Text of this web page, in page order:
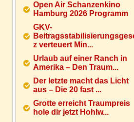
Open Air Schanzenkino
Hamburg 2026 Programm
GKV-
z verteuert Min...
Urlaub auf einer Ranch in
Amerika – Den Traum...
Der letzte macht das Licht
aus – Die 20 fast ...
Grotte erreicht Traumpreis
hole dir jetzt Hohlw...